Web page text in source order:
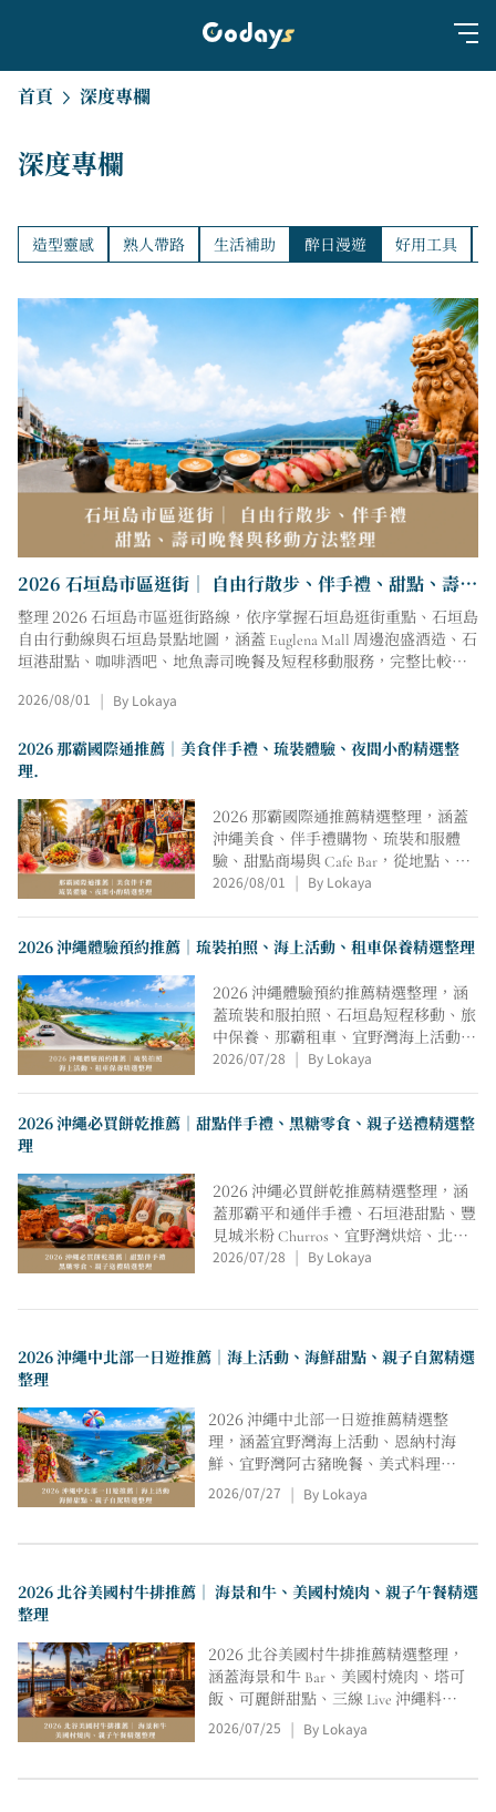
首頁 深度專欄
深度專欄
造型靈感 熟人帶路 生活補助 醉日漫遊 好用工具
2026 石垣島市區逛街｜ 自由行散步、伴手禮、甜點、壽司
晚餐與移動方法整理
整理 2026 石垣島市區逛街路線，依序掌握石垣島逛街重點、石垣島
自由行動線與石垣島景點地圖，涵蓋 Euglena Mall 周邊泡盛酒造、石
垣港甜點、咖啡酒吧、地魚壽司晚餐及短程移動服務，完整比較價
協助快速串接散步、購物、用餐、行李寄放與回程交通，並掌握各
2026/08/01 By Lokaya
2026 那霸國際通推薦｜美食伴手禮、琉裝體驗、夜間小酌精選整
理.
2026 那霸國際通推薦精選整理，涵蓋
沖繩美食、伴手禮購物、琉裝和服體
驗、甜點商場與 Cafe Bar，從地點、價
格、營業資訊、交通動線、空間氛圍與
排。
2026/08/01 By Lokaya
2026 沖繩體驗預約推薦｜琉裝拍照、海上活動、租車保養精選整理
2026 沖繩體驗預約推薦精選整理，涵
蓋琉裝和服拍照、石垣島短程移動、旅
中保養、那霸租車、宜野灣海上活動與
糸滿拖曳傘，從地點、價格、人數、資
旅、朋友、長住與自駕族群快速安排行
2026/07/28 By Lokaya
2026 沖繩必買餅乾推薦｜甜點伴手禮、黑糖零食、親子送禮精選整
理
2026 沖繩必買餅乾推薦精選整理，涵
蓋那霸平和通伴手禮、石垣港甜點、豐
見城米粉 Churros、宜野灣烘焙、北谷
可麗餅與今歸仁黑糖甜點，從地點、價
甜點伴手禮。
2026/07/28 By Lokaya
2026 沖繩中北部一日遊推薦｜海上活動、海鮮甜點、親子自駕精選
整理
2026 沖繩中北部一日遊推薦精選整
理，涵蓋宜野灣海上活動、恩納村海
鮮、宜野灣阿古豬晚餐、美式料理、
海景 BBQ、今歸仁黑糖甜點與糸滿拖
曳傘延伸路線，從地點、價格、天
2026/07/27 By Lokaya
2026 北谷美國村牛排推薦｜ 海景和牛、美國村燒肉、親子午餐精選
整理
2026 北谷美國村牛排推薦精選整理，
涵蓋海景和牛 Bar、美國村燒肉、塔可
飯、可麗餅甜點、三線 Live 沖繩料
理、定食與咖哩，從地點、價格、停
車、低消、座位、用餐氛圍與適合情
2026/07/25 By Lokaya